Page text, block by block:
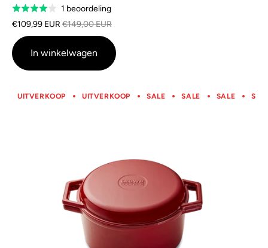
Rated
4.0
van
5
1 beoordelingGebaseerd
op
beoordeling
€109,99 EUR €149,00 EUR
In winkelwagen
UITVERKOOP UITVERKOOP SALE SALE SALE